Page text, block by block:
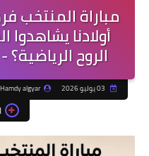
مباراة المنتخب
أولادنا
الروح
Hamdy algyar